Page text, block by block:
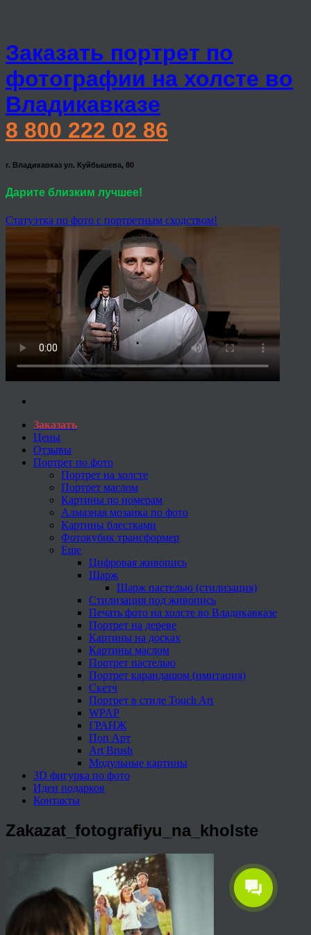
Заказать портрет по
фотографии на холсте во
Владикавказе
8 800 222 02 86
г. Владикавказ ул. Куйбышева, 80
Дарите близким лучшее!
Статуэтка по фото с портретным сходством!
Заказать
Цены
Отзывы
Портрет по фото
Портрет на холсте
Портрет маслом
Картины по номерам
Алмазная мозаика по фото
Картины блестками
Фотокубик трансформер
Еще
Цифровая живопись
Шарж
Шарж пастелью (стилизация)
Стилизация под живопись
Печать фото на холсте во Владикавказе
Портрет на дереве
Картины на досках
Картины маслом
Портрет пастелью
Портрет карандашом (имитация)
Скетч
Портрет в стиле Touch Art
WPAP
ГРАНЖ
Поп Арт
Art Brush
Модульные картины
3D фигурка по фото
Идеи подарков
Контакты
Zakazat_fotografiyu_na_kholste